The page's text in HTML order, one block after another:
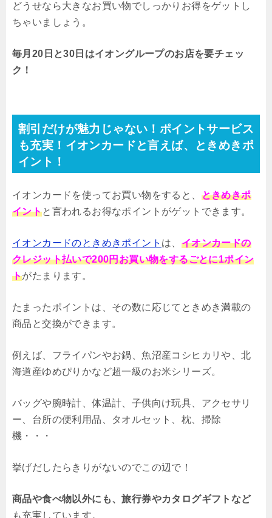
どうせなら大きなお買い物でしっかりお得をゲットし
ちゃいましょう。
毎月20日と30日はイオングループのお店を要チェッ
ク！
割引だけが魅力じゃない！ポイントサービス
も充実！イオンカードと言えば、ときめきポ
イント！
イオンカードを使ってお買い物をすると、 ときめきポ
イントと言われるお得なポイントがゲットできます。
イオンカードのときめきポイント は、 イオンカードの
クレジット払いで200円お買い物をするごとに1ポイン
トがたまります。
たまったポイントは、その数に応じてときめき満載の
商品と交換ができます。
例えば、フライパンやお鍋、魚沼産コシヒカリや、北
海道産ゆめぴりかなど超一級のお米シリーズ。
バッグや腕時計、体温計、子供向け玩具、アクセサリ
ー、台所の便利用品、タオルセット、枕、掃除
機・・・
挙げだしたらきりがないのでこの辺で！
商品や食べ物以外にも、旅行券やカタログギフトなど
も充実しています。